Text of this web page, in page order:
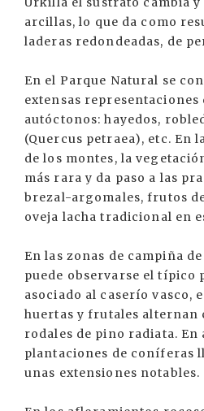
arcillas, lo que da como
laderas redondeadas, de
En el Parque Natural se
extensas representaciones
autóctonos: hayedos,
(Quercus petraea), etc. En
de los montes, la
más rara y da paso a las
brezal-argomales, frutos
oveja lacha tradicional en
En las zonas de campiña
puede observarse el típico
asociado al caserío vasco,
huertas y frutales alternan
rodales de pino radiata. En
plantaciones de coníferas
unas extensiones notables.